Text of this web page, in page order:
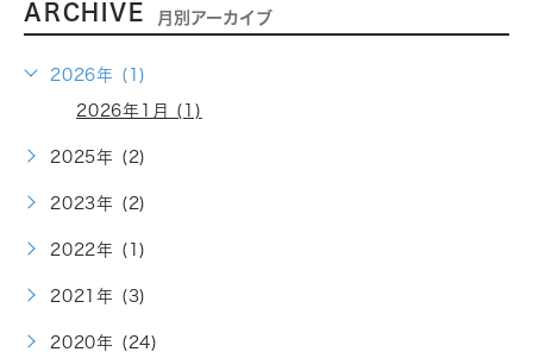
ARCHIVE 月別アーカイブ
2026年 (1)
2026年1月 (1)
2025年 (2)
2023年 (2)
2022年 (1)
2021年 (3)
2020年 (24)